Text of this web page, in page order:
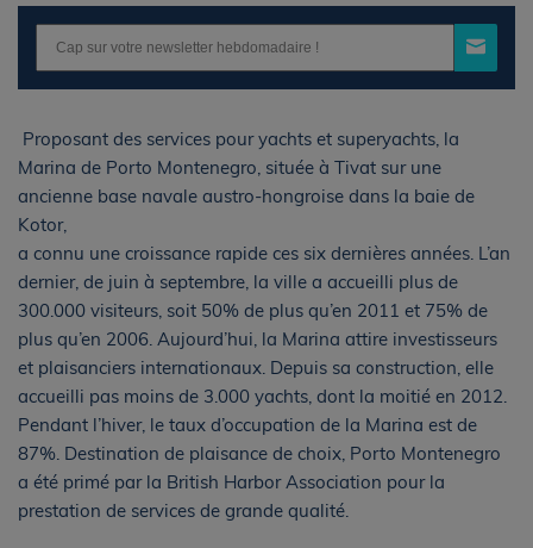
Proposant des services pour yachts et superyachts, la
Marina de Porto Montenegro, située à Tivat sur une
ancienne base navale austro-hongroise dans la baie de
Kotor,
a connu une croissance rapide ces six dernières années. L’an
dernier, de juin à septembre, la ville a accueilli plus de
300.000 visiteurs, soit 50% de plus qu’en 2011 et 75% de
plus qu’en 2006. Aujourd’hui, la Marina attire investisseurs
et plaisanciers internationaux. Depuis sa construction, elle
accueilli pas moins de 3.000 yachts, dont la moitié en 2012.
Pendant l’hiver, le taux d’occupation de la Marina est de
87%. Destination de plaisance de choix, Porto Montenegro
a été primé par la British Harbor Association pour la
prestation de services de grande qualité.